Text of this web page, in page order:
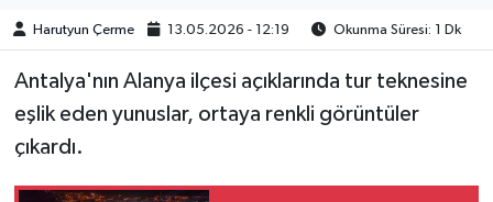
Harutyun Çerme 13.05.2026 - 12:19 Okunma Süresi: 1 Dk
Antalya'nın Alanya ilçesi açıklarında tur teknesine
eşlik eden yunuslar, ortaya renkli görüntüler
çıkardı.